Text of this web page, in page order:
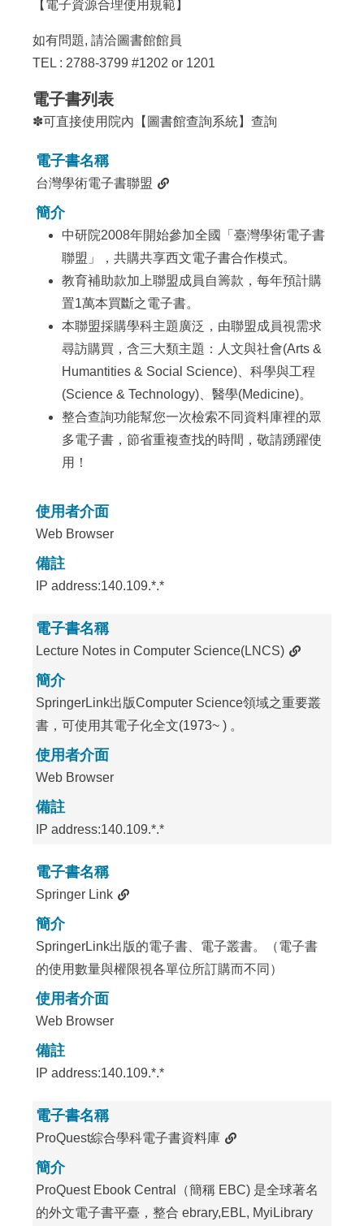
【 電子資源合理使用規範 】
如有問題, 請洽圖書館館員
TEL : 2788-3799 #1202 or 1201
電子書列表
✽可直接使用院內【 圖書館查詢系統】查詢
電子書名稱
台灣學術電子書聯盟
簡介
中研院2008年開始參加全國「臺灣學術電子書
聯盟」，共購共享西文電子書合作模式。
教育補助款加上聯盟成員自籌款，每年預計購
置1萬本買斷之電子書。
本聯盟採購學科主題廣泛，由聯盟成員視需求
尋訪購買，含三大類主題：人文與社會(Arts &
Humantities & Social Science)、科學與工程
(Science & Technology)、醫學(Medicine)。
整合查詢功能幫您一次檢索不同資料庫裡的眾
多電子書，節省重複查找的時間，敬請踴躍使
用！
使用者介面
Web Browser
備註
IP address:140.109.*.*
電子書名稱
Lecture Notes in Computer Science(LNCS)
簡介
SpringerLink出版Computer Science領域之重要叢
書，可使用其電子化全文(1973~ ) 。
使用者介面
Web Browser
備註
IP address:140.109.*.*
電子書名稱
Springer Link
簡介
SpringerLink出版的電子書、電子叢書。（電子書
的使用數量與權限視各單位所訂購而不同）
使用者介面
Web Browser
備註
IP address:140.109.*.*
電子書名稱
ProQuest綜合學科電子書資料庫
簡介
ProQuest Ebook Central（簡稱 EBC) 是全球著名
的外文電子書平臺，整合 ebrary,EBL, MyiLibrary